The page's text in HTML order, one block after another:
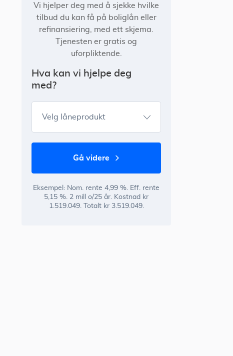
Vi hjelper deg med å sjekke hvilke
tilbud du kan få på boliglån eller
refinansiering, med ett skjema.
Tjenesten er gratis og
uforpliktende.
Hva kan vi hjelpe deg
med?
Velg låneprodukt
gå videre
Eksempel: Nom. rente 4,99 %. Eff. rente
5,15 %. 2 mill o/25 år. Kostnad kr
1.519.049. Totalt kr 3.519.049.